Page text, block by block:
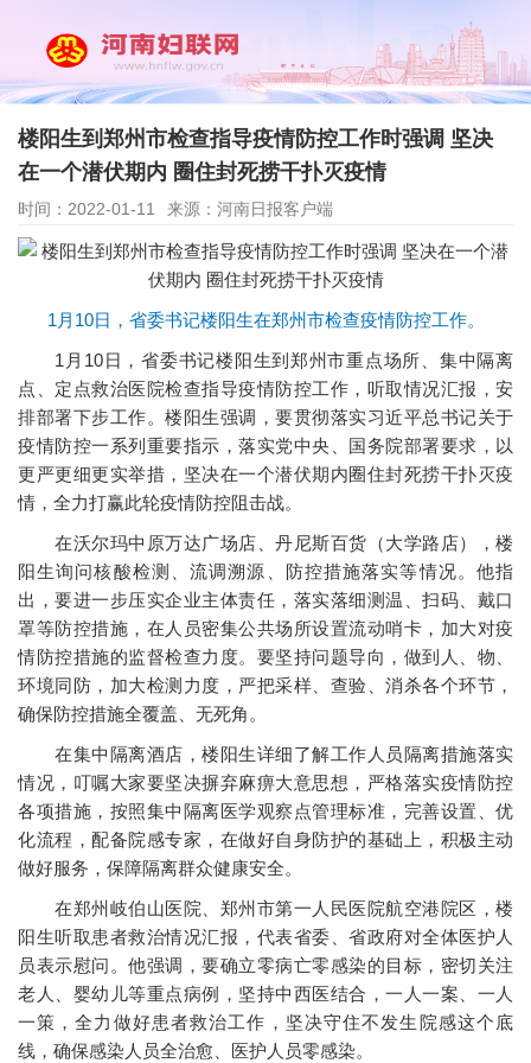
楼阳生到郑州市检查指导疫情防控工作时强调 坚决
在一个潜伏期内 圈住封死捞干扑灭疫情
时间：2022-01-11 来源：河南日报客户端
1月10日，省委书记楼阳生在郑州市检查疫情防控工作。
1月10日，省委书记楼阳生到郑州市重点场所、集中隔离
点、定点救治医院检查指导疫情防控工作，听取情况汇报，安
排部署下步工作。楼阳生强调，要贯彻落实习近平总书记关于
疫情防控一系列重要指示，落实党中央、国务院部署要求，以
更严更细更实举措，坚决在一个潜伏期内圈住封死捞干扑灭疫
情，全力打赢此轮疫情防控阻击战。
在沃尔玛中原万达广场店、丹尼斯百货（大学路店），楼
阳生询问核酸检测、流调溯源、防控措施落实等情况。他指
出，要进一步压实企业主体责任，落实落细测温、扫码、戴口
罩等防控措施，在人员密集公共场所设置流动哨卡，加大对疫
情防控措施的监督检查力度。要坚持问题导向，做到人、物、
环境同防，加大检测力度，严把采样、查验、消杀各个环节，
确保防控措施全覆盖、无死角。
在集中隔离酒店，楼阳生详细了解工作人员隔离措施落实
情况，叮嘱大家要坚决摒弃麻痹大意思想，严格落实疫情防控
各项措施，按照集中隔离医学观察点管理标准，完善设置、优
化流程，配备院感专家，在做好自身防护的基础上，积极主动
做好服务，保障隔离群众健康安全。
在郑州岐伯山医院、郑州市第一人民医院航空港院区，楼
阳生听取患者救治情况汇报，代表省委、省政府对全体医护人
员表示慰问。他强调，要确立零病亡零感染的目标，密切关注
老人、婴幼儿等重点病例，坚持中西医结合，一人一案、一人
一策，全力做好患者救治工作，坚决守住不发生院感这个底
线，确保感染人员全治愈、医护人员零感染。